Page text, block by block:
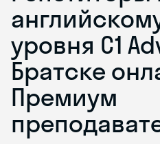
уровня C1
Братске
Премиум
online